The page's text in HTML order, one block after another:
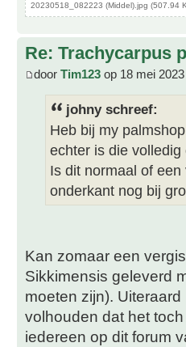
20230518_082223 (Middel).jpg (507.94
Re: Trachycarpus
door Tim123 op 18 mei
johny schreef:
Heb bij my
echter is die
Is dit normaal of
onderkant nog bij
Kan zomaar een
Sikkimensis geleverd
moeten zijn).
volhouden dat het
iedereen op dit forum